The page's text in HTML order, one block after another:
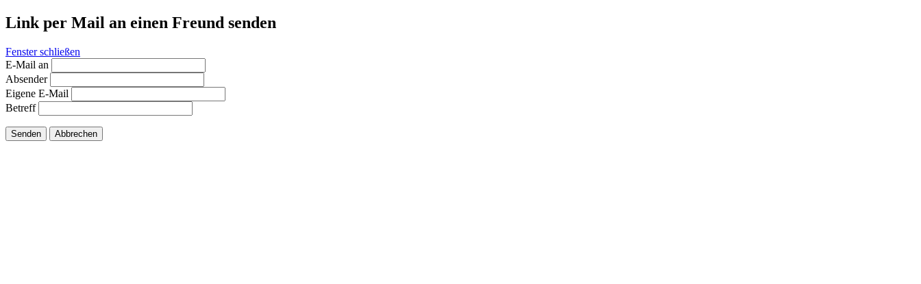
Link per Mail an einen Freund senden
Fenster schließen
E-Mail an
Absender
Eigene E-Mail
Betreff
Senden Abbrechen